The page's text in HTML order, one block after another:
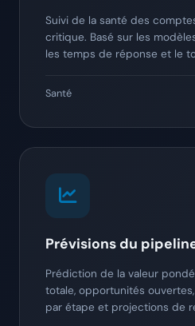
Suivi de la santé des
critique. Basé sur les
les temps de réponse et le
Santé
Prévisions du
Prédiction de la valeur
totale, opportunités
par étape et projections de